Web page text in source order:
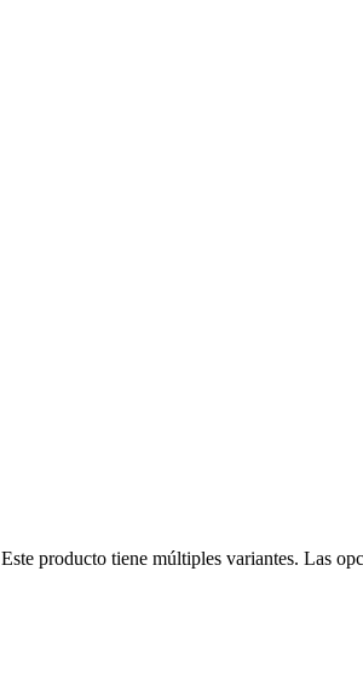
Este producto tiene múltiples variantes. Las